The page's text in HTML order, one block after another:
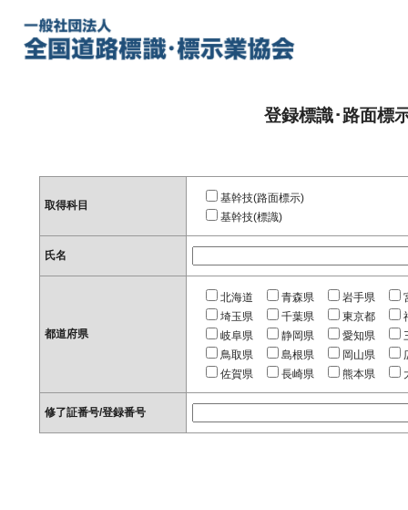
登録標識･路面標
取得科目
基幹技(路面標示)
基幹技(標識)
氏名
都道府県
北海道 青森県 岩手県
埼玉県
千葉県 東京都
岐阜県
静岡県 愛知県
鳥取県
島根県 岡山県
佐賀県
長崎県 熊本県
修了証番号/登録番号